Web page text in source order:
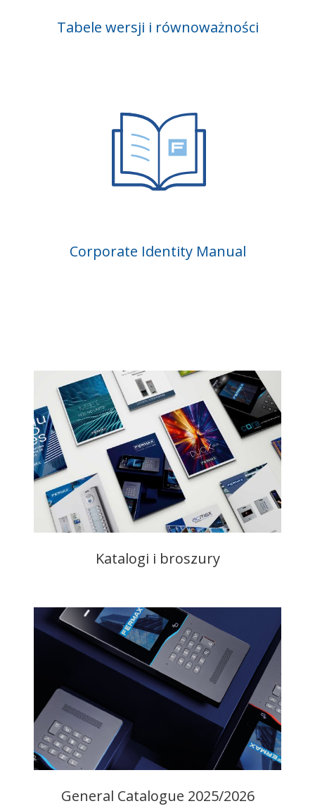
Tabele wersji i równoważności
Corporate Identity Manual
Katalogi i broszury
General Catalogue 2025/2026